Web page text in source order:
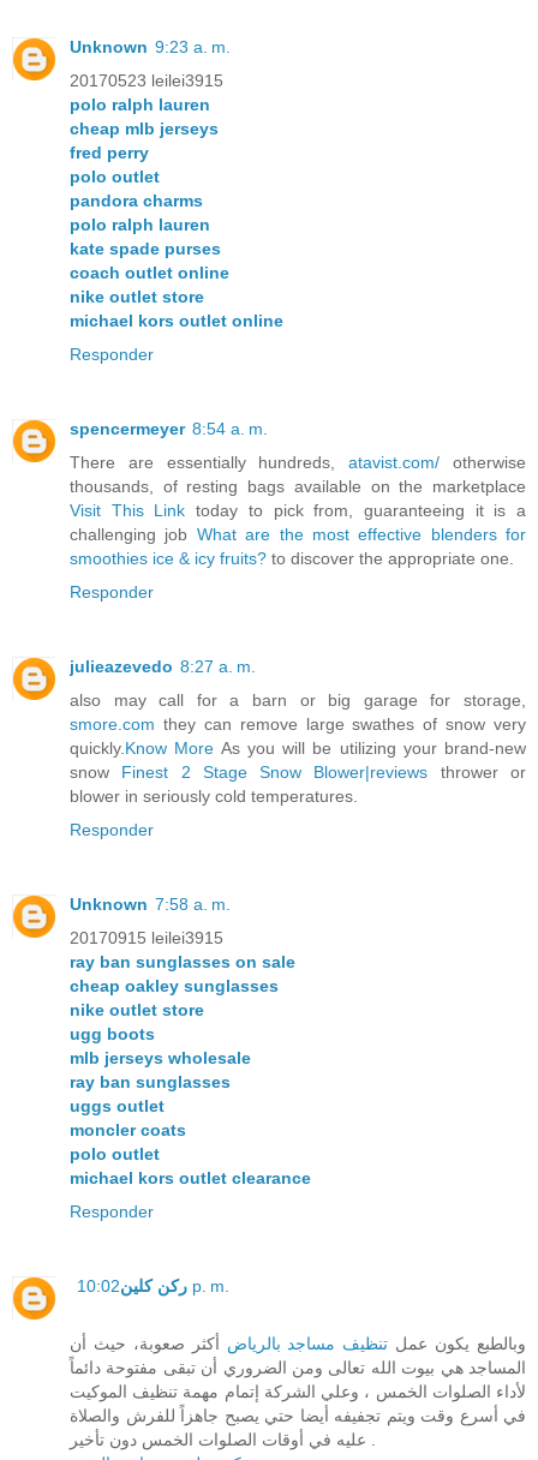
Unknown 9:23 a. m.
20170523 leilei3915
polo ralph lauren
cheap mlb jerseys
fred perry
polo outlet
pandora charms
polo ralph lauren
kate spade purses
coach outlet online
nike outlet store
michael kors outlet online
Responder
spencermeyer 8:54 a. m.
There are essentially hundreds,atavist.com/ otherwise
thousands, of resting bags available on the marketplace
Visit This Link today to pick from, guaranteeing it is a
challenging job What are the most effective blenders for
smoothies ice & icy fruits? to discover the appropriate one.
Responder
julieazevedo 8:27 a. m.
also may call for a barn or big garage for storage,
smore.com they can remove large swathes of snow very
quickly. Know More As you will be utilizing your brand-new
snow Finest 2 Stage Snow Blower|reviews thrower or
blower in seriously cold temperatures.
Responder
Unknown 7:58 a. m.
20170915 leilei3915
ray ban sunglasses on sale
cheap oakley sunglasses
nike outlet store
ugg boots
mlb jerseys wholesale
ray ban sunglasses
uggs outlet
moncler coats
polo outlet
michael kors outlet clearance
Responder
ركن كلين 10:02 p. m.
وبالطبع يكون عمل تنظيف مساجد بالرياض أكثر صعوبة، حيث أن
المساجد هي بيوت الله تعالى ومن الضروري أن تبقى مفتوحة دائماً
لأداء الصلوات الخمس ، وعلي الشركة إتمام مهمة تنظيف الموكيت
في أسرع وقت ويتم تجفيفه أيضا حتي يصبح جاهزاً للفرش والصلاة